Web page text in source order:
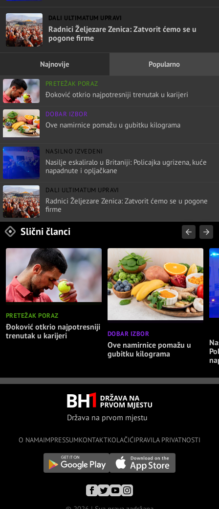
DALI ULTIMATUM UPRAVI
Radnici Željezare Zenica: Zatvorit ćemo se u
pogone firme
Najnovije Popularno
PRETEŽAK PORAZ
Đoković otkrio najpotresniji trenutak u karijeri
DOBAR IZBOR
Ove namirnice pomažu u gubitku kilograma
NASILNO IZVEDENI
Nasilje eskaliralo u Britaniji: Policajka ugrizena, kuće
napadnute i opljačkane
DALI ULTIMATUM UPRAVI
Radnici Željezare Zenica: Zatvorit ćemo se u pogone
firme
Slični članci
PRETEŽAK PORAZ
Đoković otkrio najpotresniji
trenutak u karijeri
DOBAR IZBOR
Ove namirnice pomažu u
gubitku kilograma
Država na prvom mjestu
O NAMAIMPRESSUMKONTAKTKOLAČIĆIPRAVILA PRIVATNOSTI